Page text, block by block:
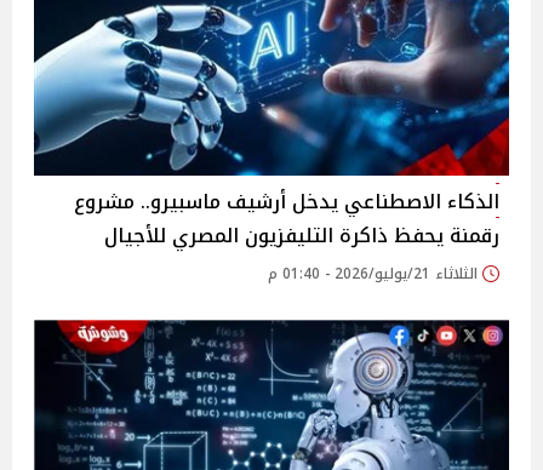
الذكاء الاصطناعي يدخل أرشيف ماسبيرو.. مشروع
رقمنة يحفظ ذاكرة التليفزيون المصري للأجيال
الثلاثاء 21/يوليو/2026 - 01:40 م